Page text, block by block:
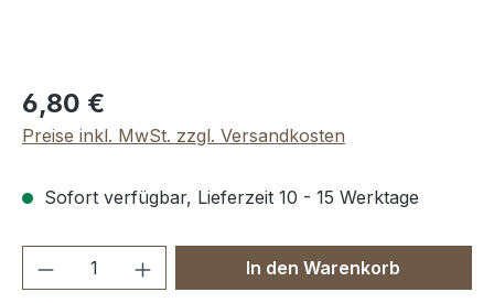
Regulärer Preis:
6,80 €
Preise inkl. MwSt. zzgl. Versandkosten
Sofort verfügbar, Lieferzeit 10 - 15 Werktage
Produkt Anzahl: Gib denIn den Warenkorb